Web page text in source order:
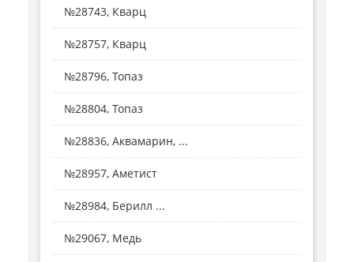
№28743, Кварц
№28757, Кварц
№28796, Топаз
№28804, Топаз
№28836, Аквамарин, ...
№28957, Аметист
№28984, Берилл ...
№29067, Медь